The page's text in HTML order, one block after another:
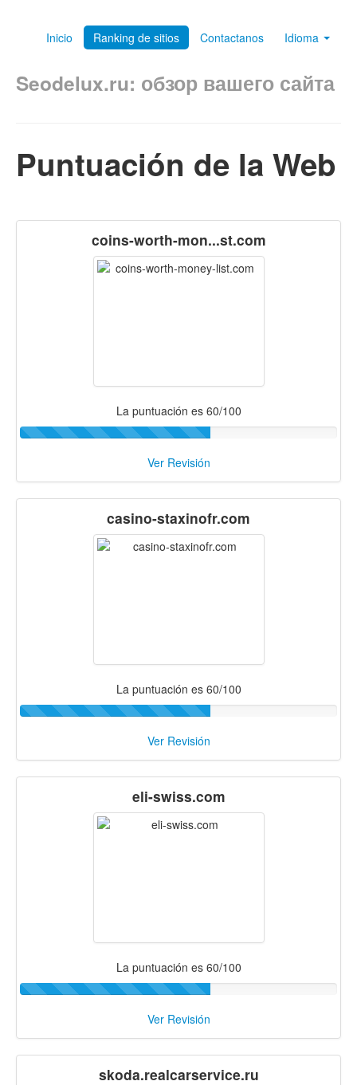
Inicio Ranking de sitios Contactanos Idioma
Seodelux.ru: обзор вашего сайта
Puntuación de la Web
coins-worth-mon...st.com
La puntuación es 60/100
Ver Revisión
casino-staxinofr.com
La puntuación es 60/100
Ver Revisión
eli-swiss.com
La puntuación es 60/100
Ver Revisión
skoda.realcarservice.ru